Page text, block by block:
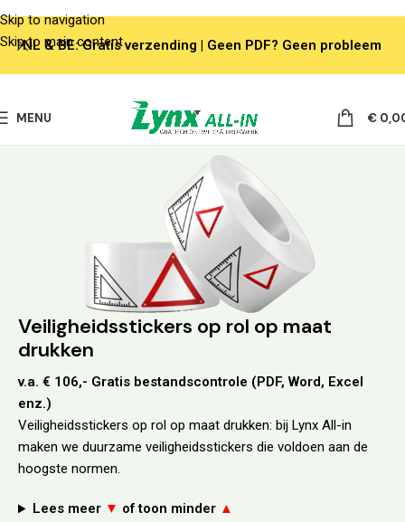
Skip to navigation
Skip to main content
MENU €
Veiligheidsstickers op rol op maat
drukken
v.a. € 106,- Gratis bestandscontrole (PDF, Word, Excel
enz.)
Veiligheidsstickers op rol op maat drukken: bij Lynx All-in
maken we duurzame veiligheidsstickers die voldoen aan de
hoogste normen.
Lees meer ▼ of toon minder ▲
NL & BE: Gratis verzending | Geen PDF? Geen probleem